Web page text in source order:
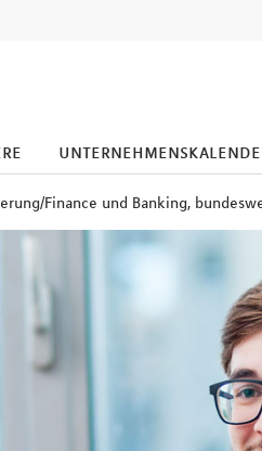
Finance und Banking,